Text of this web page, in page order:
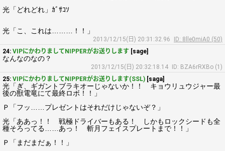
光「どれどれ」ｶﾞｻｺｿ
光「こ、これは………！！」
2013/12/15(日) 20:31:32.96
ID: 8lle0miA0 (50)
24: VIPにかわりましてNIPPERがお送りします [sage]
なんなのなの？
2013/12/15(日) 20:32:18.14
ID: BZA6rRXBo (1)
25: VIPにかわりましてNIPPERがお送りします(SSL) [saga]
光「ぎ、ギガントブラキオーじゃないか！！ キョウリュウジャー最
後の獣電竜にて最終ロボ！！」
Ｐ「フッ……プレゼントはそれだけじゃないぞ？」
光「ああっ！！ 戦極ドライバーもある！ しかもロックシードも全
種そろってる……あっ！ 斬月フェイスプレートまで！！」
Ｐ「まだまだぁ！！」